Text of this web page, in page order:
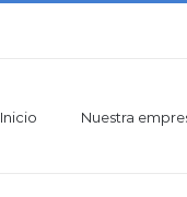
Inicio Nuestra